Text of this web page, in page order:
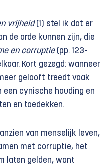
vrijheid(1) stel ik dat er
de orde kunnen zijn, die
en corruptie(pp. 123-
Kort gezegd: wanneer
gelooft treedt vaak
cynische houding en
en toedekken.
van menselijk leven,
met corruptie, het
laten gelden, want